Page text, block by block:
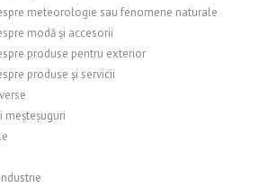
meteorologie sau fenomene naturale
modă și accesorii
produse pentru exterior
produse și servicii
meșteșuguri